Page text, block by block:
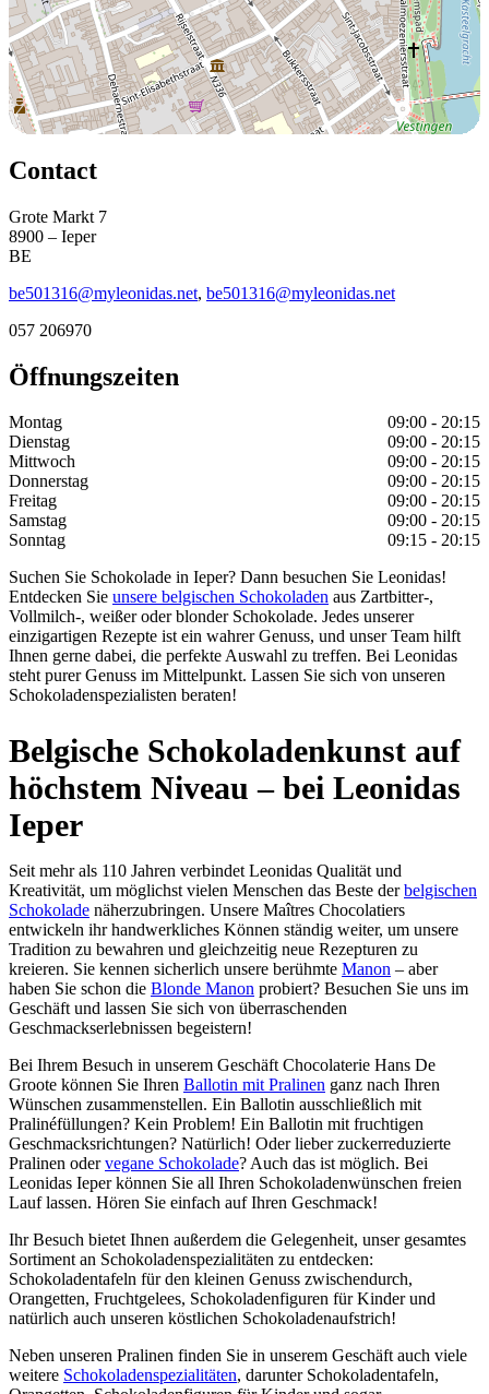
Contact
Grote Markt 7
8900 – Ieper
BE
be501316@myleonidas.net, be501316@myleonidas.net
057 206970
Öffnungszeiten
Montag
09:00 - 20:15
Dienstag
09:00 - 20:15
Mittwoch
09:00 - 20:15
Donnerstag
09:00 - 20:15
Freitag
09:00 - 20:15
Samstag
09:00 - 20:15
Sonntag
09:15 - 20:15
Suchen Sie Schokolade in Ieper? Dann besuchen Sie Leonidas!
Entdecken Sie unsere belgischen Schokoladen aus Zartbitter-,
Vollmilch-, weißer oder blonder Schokolade. Jedes unserer
einzigartigen Rezepte ist ein wahrer Genuss, und unser Team hilft
Ihnen gerne dabei, die perfekte Auswahl zu treffen. Bei Leonidas
steht purer Genuss im Mittelpunkt. Lassen Sie sich von unseren
Schokoladenspezialisten beraten!
Belgische Schokoladenkunst auf
höchstem Niveau – bei Leonidas
Ieper
Seit mehr als 110 Jahren verbindet Leonidas Qualität und
Kreativität, um möglichst vielen Menschen das Beste derbelgischen
Schokolade näherzubringen. Unsere Maîtres Chocolatiers
entwickeln ihr handwerkliches Können ständig weiter, um unsere
Tradition zu bewahren und gleichzeitig neue Rezepturen zu
kreieren. Sie kennen sicherlich unsere berühmte Manon – aber
haben Sie schon die Blonde Manon probiert? Besuchen Sie uns im
Geschäft und lassen Sie sich von überraschenden
Geschmackserlebnissen begeistern!
Bei Ihrem Besuch in unserem Geschäft Chocolaterie Hans De
Groote können Sie Ihren Ballotin mit Pralinen ganz nach Ihren
Wünschen zusammenstellen. Ein Ballotin ausschließlich mit
Pralinéfüllungen? Kein Problem! Ein Ballotin mit fruchtigen
Geschmacksrichtungen? Natürlich! Oder lieber zuckerreduzierte
Pralinen odervegane Schokolade? Auch das ist möglich. Bei
Leonidas Ieper können Sie all Ihren Schokoladenwünschen freien
Lauf lassen. Hören Sie einfach auf Ihren Geschmack!
Ihr Besuch bietet Ihnen außerdem die Gelegenheit, unser gesamtes
Sortiment an Schokoladenspezialitäten zu entdecken:
Schokoladentafeln für den kleinen Genuss zwischendurch,
Orangetten, Fruchtgelees, Schokoladenfiguren für Kinder und
natürlich auch unseren köstlichen Schokoladenaufstrich!
Neben unseren Pralinen finden Sie in unserem Geschäft auch viele
weitere Schokoladenspezialitäten, darunter Schokoladentafeln,